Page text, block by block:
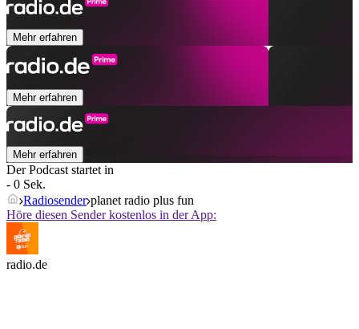
Mehr erfahren
Mehr erfahren
Mehr erfahren
Der Podcast startet in
- 0 Sek.
Radiosender planet radio plus fun
Höre diesen Sender kostenlos in der App:
radio.de